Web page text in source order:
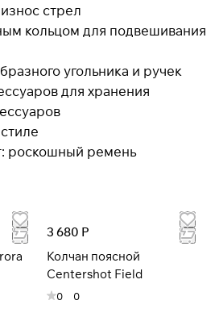
стрел
кольцом для подвешивания
угольника и ручек
для хранения
роскошный ремень
3 680 Р
Колчан поясной
Centershot Field
0 0
черезПЛАЙТ
купонам не
вопросы?
800 302-02-51
plait.ru